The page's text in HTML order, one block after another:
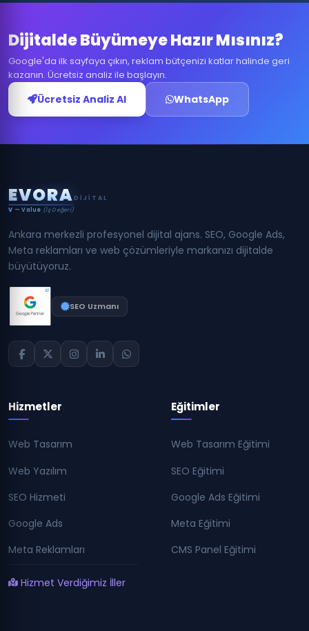
Dijitalde Büyümeye Hazır Mısınız?
Google'da ilk sayfaya çıkın, reklam bütçenizi katlar halinde geri
kazanın. Ücretsiz analiz ile başlayın.
Ücretsiz Analiz Al WhatsApp
EVORA DIJITAL
V — Value (İş Değeri)
Ankara merkezli profesyonel dijital ajans. SEO, Google Ads,
Meta reklamları ve web çözümleriyle markanızı dijitalde
büyütüyoruz.
SEO Uzmanı
Hizmetler
Web Tasarım
Web Yazılım
SEO Hizmeti
Google Ads
Meta Reklamları
Hizmet Verdiğimiz İller
Eğitimler
Web Tasarım Eğitimi
SEO Eğitimi
Google Ads Eğitimi
Meta Eğitimi
CMS Panel Eğitimi